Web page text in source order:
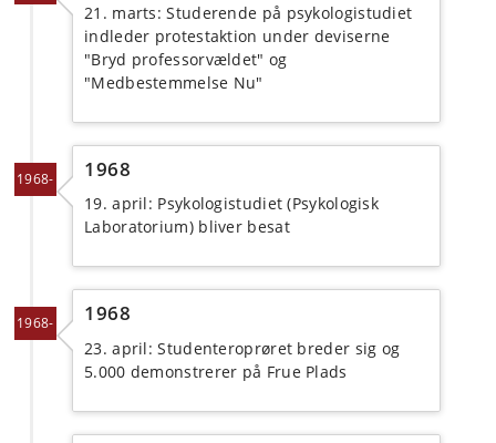
21. marts: Studerende på psykologistudiet
indleder protestaktion under deviserne
"Bryd professorvældet" og
"Medbestemmelse Nu"
1968- 1968
19. april: Psykologistudiet (Psykologisk
Laboratorium) bliver besat
1968- 1968
23. april: Studenteroprøret breder sig og
5.000 demonstrerer på Frue Plads